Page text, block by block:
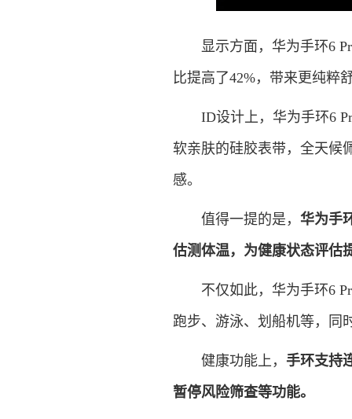
显示方面，华为手环6
比提高了42%，带来更纯粹
ID设计上，华为手环6
软亲肤的硅胶表带，全天候
感。
值得一提的是， 华为手
估测体温，为健康状态评估
不仅如此，华为手环6
跑步、游泳、划船机等，同
健康功能上， 手环支持
暂停风险筛查等功能。